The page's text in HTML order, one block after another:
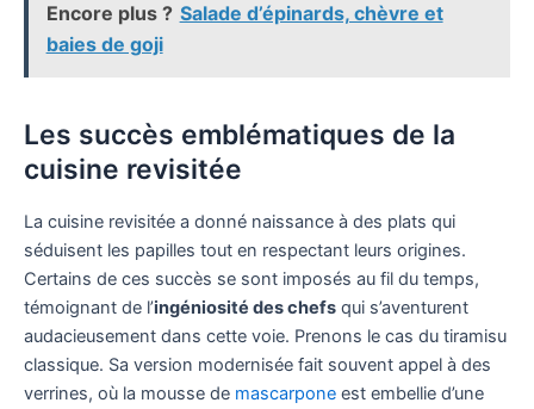
Encore plus ? Salade d’épinards, chèvre et
baies de goji
Les succès emblématiques de la
cuisine revisitée
La cuisine revisitée a donné naissance à des plats qui
séduisent les papilles tout en respectant leurs origines.
Certains de ces succès se sont imposés au fil du temps,
témoignant de l’ingéniosité des chefs qui s’aventurent
audacieusement dans cette voie. Prenons le cas du tiramisu
classique. Sa version modernisée fait souvent appel à des
verrines, où la mousse de mascarpone est embellie d’une